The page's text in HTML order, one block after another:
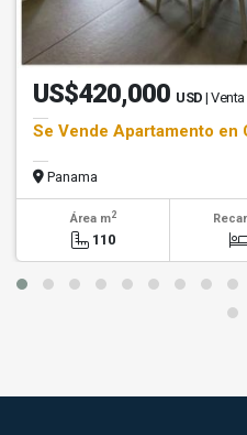
US$420,000 USD | Venta
Se Vende Apartamento en
Panama
Área m2
110